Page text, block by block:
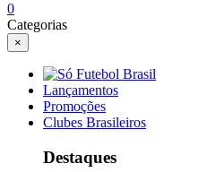
0
Categorias
×
Lançamentos
Promoções
Clubes Brasileiros
Destaques